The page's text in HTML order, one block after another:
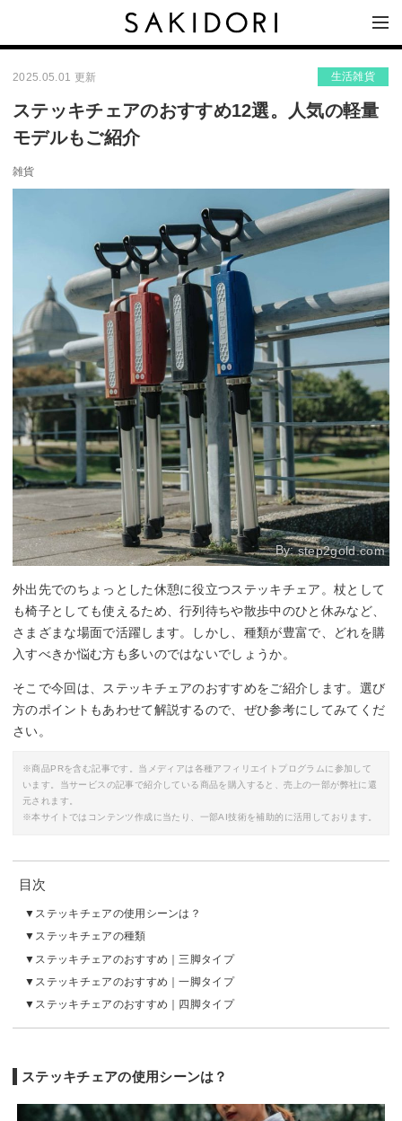
2025.05.01 更新 生活雑貨
ステッキチェアのおすすめ12選。人気の軽量
モデルもご紹介
雑貨
By:step2gold.com
外出先でのちょっとした休憩に役立つステッキチェア。杖として
も椅子としても使えるため、行列待ちや散歩中のひと休みなど、
さまざまな場面で活躍します。しかし、種類が豊富で、どれを購
入すべきか悩む方も多いのではないでしょうか。
そこで今回は、ステッキチェアのおすすめをご紹介します。選び
方のポイントもあわせて解説するので、ぜひ参考にしてみてくだ
さい。
※商品PRを含む記事です。当メディアは各種アフィリエイトプログラムに参加して
います。当サービスの記事で紹介している商品を購入すると、売上の一部が弊社に還
元されます。
※本サイトではコンテンツ作成に当たり、一部AI技術を補助的に活用しております。
目次
ステッキチェアの使用シーンは？
ステッキチェアの種類
ステッキチェアのおすすめ｜三脚タイプ
ステッキチェアのおすすめ｜一脚タイプ
ステッキチェアのおすすめ｜四脚タイプ
ステッキチェアの使用シーンは？